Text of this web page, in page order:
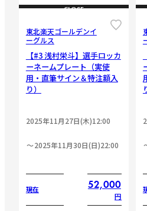
CLOSE
東北楽天ゴールデンイ
ーグルス
【#3 浅村栄斗】選手ロッカ
ーネームプレート（実使
用・直筆サイン＆特注額入
り）
2025年11月27日(木)12:00
2025年11月30日(日)22:00
現在 52,000
円